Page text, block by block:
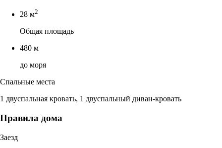
28 м2
Общая площадь
480 м
до моря
Спальные места
1 двуспальная кровать, 1 двуспальный диван-кровать
Правила дома
Заезд